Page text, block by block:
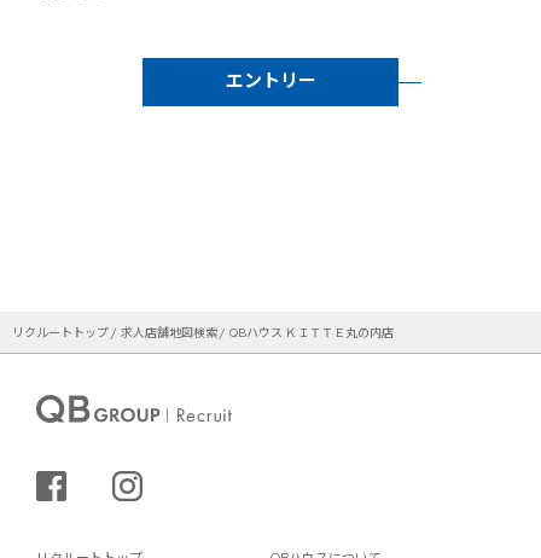
エントリー
リクルートトップ 求人店舗地図検索 QBハウス ＫＩＴＴＥ丸の内店
シェアする